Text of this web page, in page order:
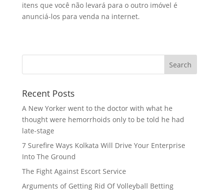
itens que você não levará para o outro imóvel é
anunciá-los para venda na internet.
Recent Posts
A New Yorker went to the doctor with what he
thought were hemorrhoids only to be told he had
late-stage
7 Surefire Ways Kolkata Will Drive Your Enterprise
Into The Ground
The Fight Against Escort Service
Arguments of Getting Rid Of Volleyball Betting